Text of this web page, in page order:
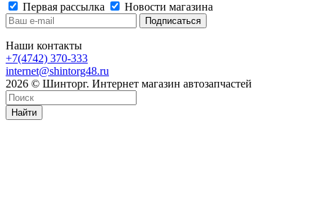
Первая рассылка
Новости магазина
Наши контакты
+7(4742) 370-333
internet@shintorg48.ru
2026 © Шинторг. Интернет магазин автозапчастей
Найти